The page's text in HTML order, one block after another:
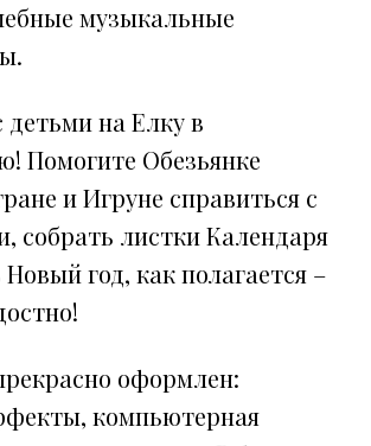
музыкальные
детьми на Елку в
Помогите Обезьянке
и Игруне справиться с
собрать листки Календаря
год, как полагается –
оформлен:
компьютерная